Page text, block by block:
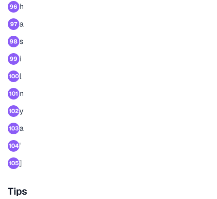
96 h
97 a
98 s
99 i
100l
101 n
102y
103a
104'
105]
Tips